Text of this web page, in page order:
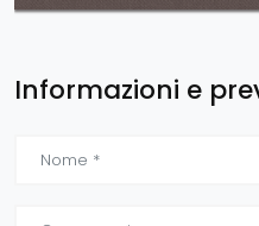
Informazioni e